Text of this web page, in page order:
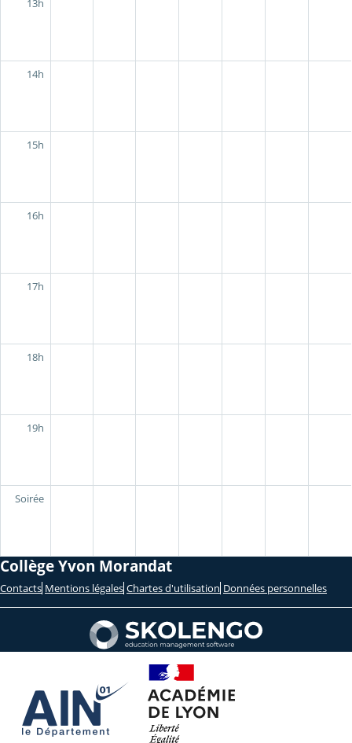
13h
14h
15h
16h
17h
18h
19h
Soirée
Collège Yvon Morandat
Contacts Mentions légales Chartes d'utilisation Données personnelles